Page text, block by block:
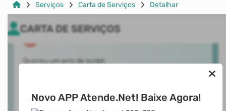
Acessibilidade
Cidadão
Transparência
Serviços Carta de Serviços Detalhar
Novo APP Atende.Net! Baixe Agora!
CARTA DE SERVIÇOS